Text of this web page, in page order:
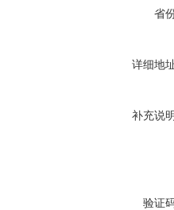
省
详细地
补充说
验证